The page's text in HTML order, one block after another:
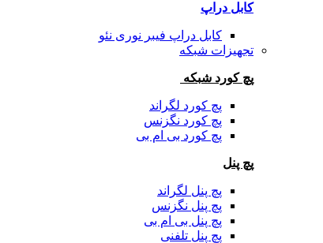
کابل دراپ
کابل دراپ فیبر نوری نئو
تجهیزات شبکه
پچ کورد شبکه
پچ کورد لگراند
پچ کورد نگزنس
پچ کورد بی ام بی
پچ پنل
پچ پنل لگراند
پچ پنل نگزنس
پچ پنل بی ام بی
پچ پنل تلفنی